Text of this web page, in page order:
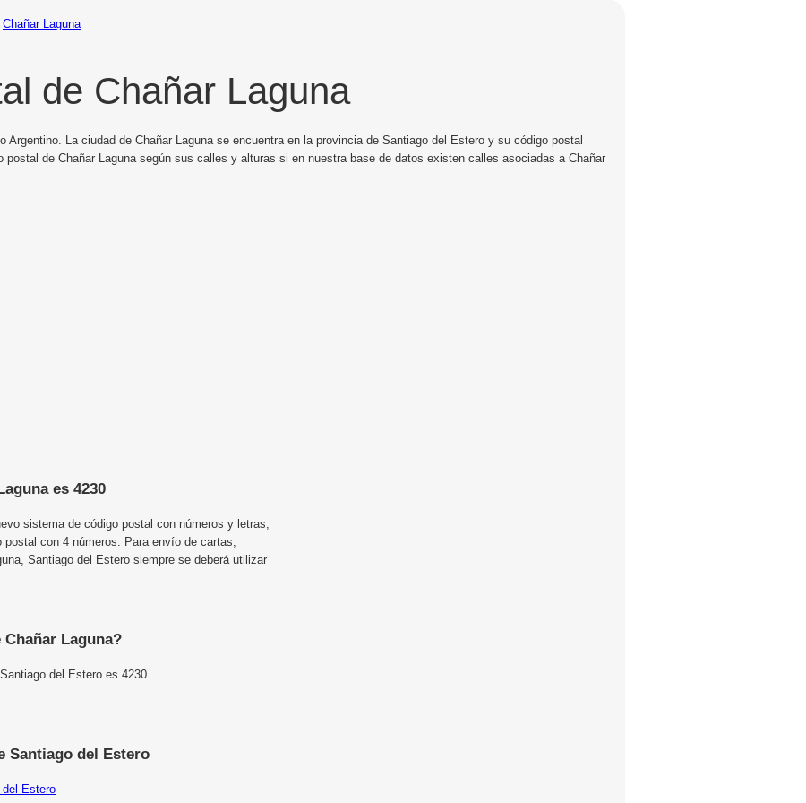
Chañar Laguna
de Chañar Laguna
Argentino. La ciudad de Chañar Laguna se encuentra en la provincia de Santiago del Estero y su código postal
de Chañar Laguna según sus calles y alturas si en nuestra base de datos existen calles asociadas a Chañar
es 4230
sistema de código postal con números y letras,
con 4 números. Para envío de cartas,
Santiago del Estero siempre se deberá utilizar
Laguna?
del Estero es 4230
Santiago del Estero
Estero